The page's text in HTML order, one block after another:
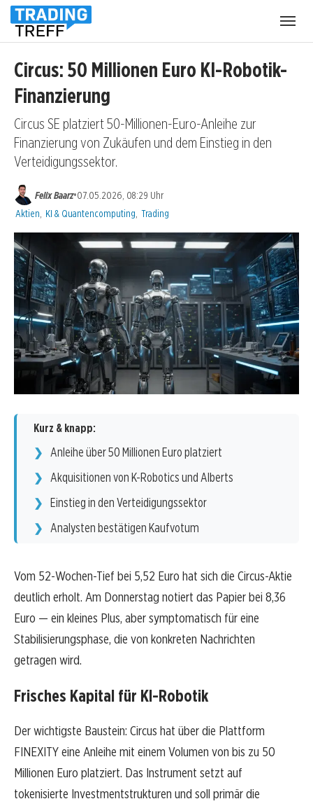
Circus: 50 Millionen Euro KI-Robotik-
Finanzierung
Circus SE platziert 50-Millionen-Euro-Anleihe zur
Finanzierung von Zukäufen und dem Einstieg in den
Verteidigungssektor.
Felix Baarz•07.05.2026, 08:29 Uhr
Kategorien:
Aktien KI & Quantencomputing Trading
Kurz & knapp:
Anleihe über 50 Millionen Euro platziert
Akquisitionen von K-Robotics und Alberts
Einstieg in den Verteidigungssektor
Analysten bestätigen Kaufvotum
Vom 52-Wochen-Tief bei 5,52 Euro hat sich die Circus-Aktie
deutlich erholt. Am Donnerstag notiert das Papier bei 8,36
Euro — ein kleines Plus, aber symptomatisch für eine
Stabilisierungsphase, die von konkreten Nachrichten
getragen wird.
Frisches Kapital für KI-Robotik
Der wichtigste Baustein: Circus hat über die Plattform
FINEXITY eine Anleihe mit einem Volumen von bis zu 50
Millionen Euro platziert. Das Instrument setzt auf
tokenisierte Investmentstrukturen und soll primär die